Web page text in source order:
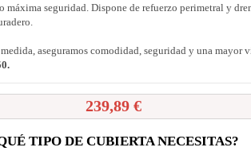
máxima seguridad. Dispone de refuerzo perimetral y
aseguramos comodidad, seguridad y una mayor
239,89 €
TIPO DE CUBIERTA NECESITAS?